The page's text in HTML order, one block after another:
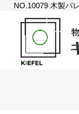
NO.10079 木製パ